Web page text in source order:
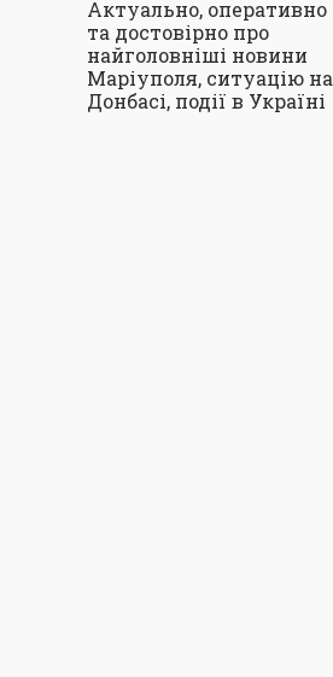
Актуально, оперативно
та достовірно про
найголовніші новини
Маріуполя, ситуацію на
Донбасі, події в Україні